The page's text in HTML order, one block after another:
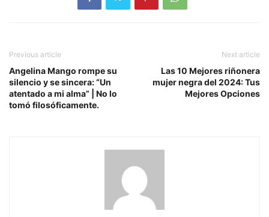
Previous article
Angelina Mango rompe su
silencio y se sincera: “Un
atentado a mi alma” | No lo
tomó filosóficamente.
Next article
Las 10 Mejores riñonera
mujer negra del 2024: Tus
Mejores Opciones